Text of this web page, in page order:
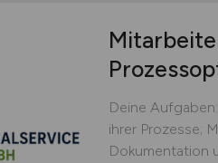
Deine
ihrer Prozesse;
Dokumentation